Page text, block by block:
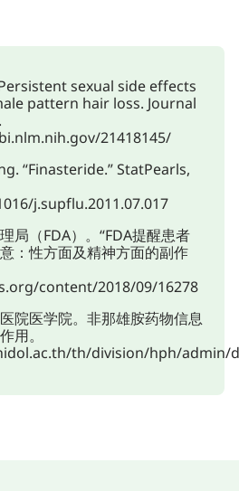
sexual side effects
pattern hair loss. Journal
21418145/
“Finasteride.” StatPearls,
j.supflu.2011.07.017
局（FDA）。“FDA提醒患者
：性方面及精神方面的副作
content/2018/09/16278
院医学院。非那雄胺药物信息
用。
th/division/hph/admin/